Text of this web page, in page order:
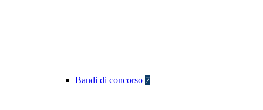
Bandi di concorso 7